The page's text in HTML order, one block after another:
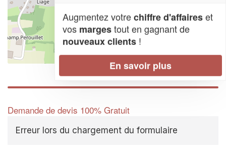
Demande de devis 100% Gratuit
Erreur lors du chargement du formulaire
Augmentez votrechiffre d'affaireset
vos margestout en gagnant de
nouveaux clients !
En savoir plus